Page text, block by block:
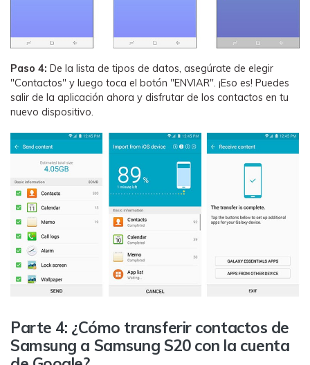
Paso 4: De la lista de tipos de datos, asegúrate de elegir
"Contactos" y luego toca el botón "ENVIAR". ¡Eso es! Puedes
salir de la aplicación ahora y disfrutar de los contactos en tu
nuevo dispositivo.
Parte 4: ¿Cómo transferir contactos de
Samsung a Samsung S20 con la cuenta